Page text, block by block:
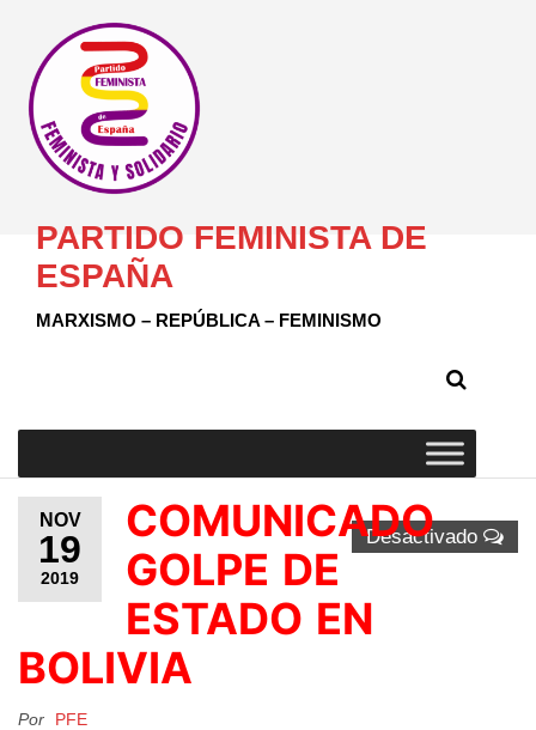
PARTIDO FEMINISTA DE
ESPAÑA
MARXISMO – REPÚBLICA – FEMINISMO
NOV
19
2019
Desactivado
COMUNICADO
GOLPE DE
ESTADO EN
BOLIVIA
Por PFE